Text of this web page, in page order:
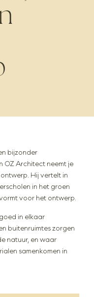
bijzonder
OZ Architect neemt je
Hij vertelt in
in het groen
voor het ontwerp.
in elkaar
buitenruimtes zorgen
natuur, en waar
samenkomen in